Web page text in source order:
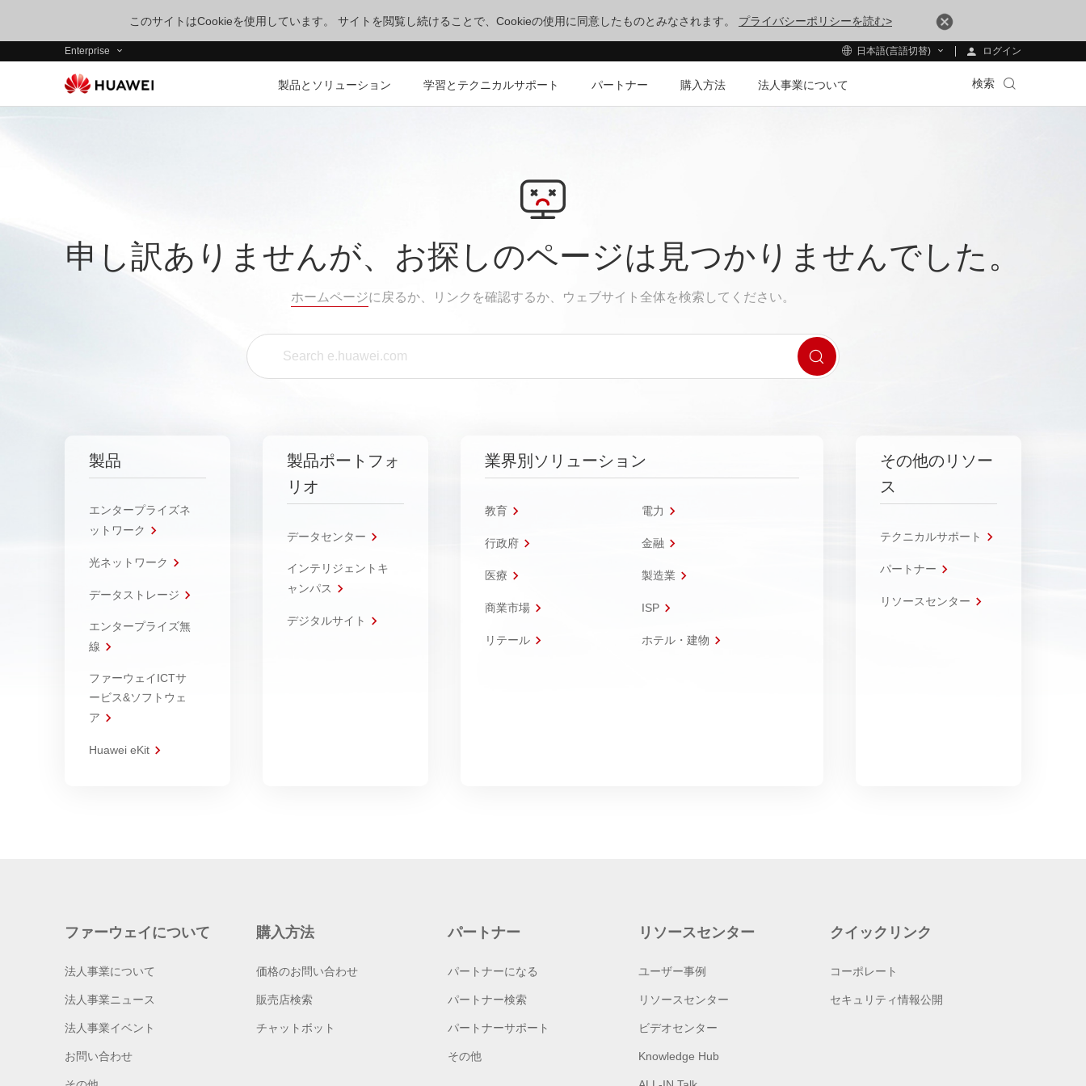
このサイトはCookieを使用しています。 サイトを閲覧し続けることで、Cookieの使用に同意したものとみなされます。 プライバシーポリシーを読む>
Enterprise 日本語(言語切替) ログイン
製品とソリューション 学習とテクニカルサポート パートナー 購入方法 法人事業について 検索
申し訳ありませんが、お探しのページは見つかりませんでした。
ホームページに戻るか、リンクを確認するか、ウェブサイト全体を検索してください。
製品
エンタープライズネ
ットワーク
光ネットワーク
データストレージ
エンタープライズ無
線
ファーウェイICTサ
ービス&ソフトウェ
ア
Huawei eKit
製品ポートフォ
リオ
データセンター
インテリジェントキ
ャンパス
デジタルサイト
業界別ソリューション
教育 電力
行政府 金融
医療 製造業
商業市場 ISP
リテール ホテル・建物
その他のリソー
ス
テクニカルサポート
パートナー
リソースセンター
ファーウェイについて
法人事業について
法人事業ニュース
法人事業イベント
お問い合わせ
購入方法
価格のお問い合わせ
販売店検索
チャットボット
パートナー
パートナーになる
パートナー検索
パートナーサポート
その他
リソースセンター
ユーザー事例
リソースセンター
ビデオセンター
Knowledge Hub
クイックリンク
コーポレート
セキュリティ情報公開